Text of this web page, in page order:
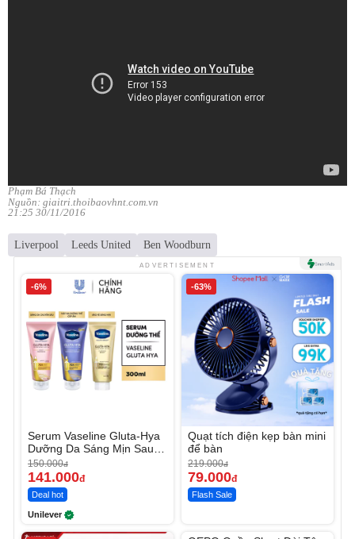
Phạm Bá Thạch
Nguồn: giaitri.thoibaovhnt.com.vn
21:25 30/11/2016
Liverpool Leeds United Ben Woodburn
ADVERTISEMENT
-6%
Serum Vaseline Gluta-Hya
Dưỡng Da Sáng Mịn Sau 7
Ngày
150.000đ
141.000đ
Deal hot
Unilever
-63%
Quạt tích điện kẹp bàn mini
để bàn
219.000đ
79.000đ
Flash Sale